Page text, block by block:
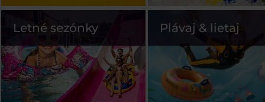
Letné sezónky Plávaj & lietaj